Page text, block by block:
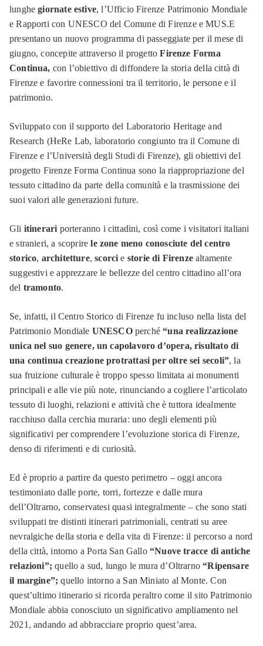
lunghegiornate estive, l’Ufficio Firenze Patrimonio Mondiale
e Rapporti con UNESCO del Comune di Firenze e MUS.E
presentano un nuovo programma di passeggiate per il mese di
giugno, concepite attraverso il progetto Firenze Forma
Continua, con l’obiettivo di diffondere la storia della città di
Firenze e favorire connessioni tra il territorio, le persone e il
patrimonio.
Sviluppato con il supporto del Laboratorio Heritage and
Research (HeRe Lab, laboratorio congiunto tra il Comune di
Firenze e l’Università degli Studi di Firenze), gli obiettivi del
progetto Firenze Forma Continua sono la riappropriazione del
tessuto cittadino da parte della comunità e la trasmissione dei
suoi valori alle generazioni future.
Gli itinerari porteranno i cittadini, così come i visitatori italiani
e stranieri, a scoprire le zone meno conosciute del centro
storico, architetture,scorci e storie di Firenzealtamente
suggestivi e apprezzare le bellezze del centro cittadino all’ora
del tramonto.
Se, infatti, il Centro Storico di Firenze fu incluso nella lista del
Patrimonio Mondiale UNESCO perché“una realizzazione
unica nel suo genere, un capolavoro d’opera, risultato di
una continua creazione protrattasi per oltre sei secoli”, la
sua fruizione culturale è troppo spesso limitata ai monumenti
principali e alle vie più note, rinunciando a cogliere l’articolato
tessuto di luoghi, relazioni e attività che è tuttora idealmente
racchiuso dalla cerchia muraria: uno degli elementi più
significativi per comprendere l’evoluzione storica di Firenze,
denso di riferimenti e di curiosità.
Ed è proprio a partire da questo perimetro – oggi ancora
testimoniato dalle porte, torri, fortezze e dalle mura
dell’Oltrarno, conservatesi quasi integralmente – che sono stati
sviluppati tre distinti itinerari patrimoniali, centrati su aree
nevralgiche della storia e della vita di Firenze: il percorso a nord
della città, intorno a Porta San Gallo“Nuove tracce di antiche
relazioni”; quello a sud, lungo le mura d’Oltrarno“Ripensare
il margine”; quello intorno a San Miniato al Monte. Con
quest’ultimo itinerario si ricorda peraltro come il sito Patrimonio
Mondiale abbia conosciuto un significativo ampliamento nel
2021, andando ad abbracciare proprio quest’area.